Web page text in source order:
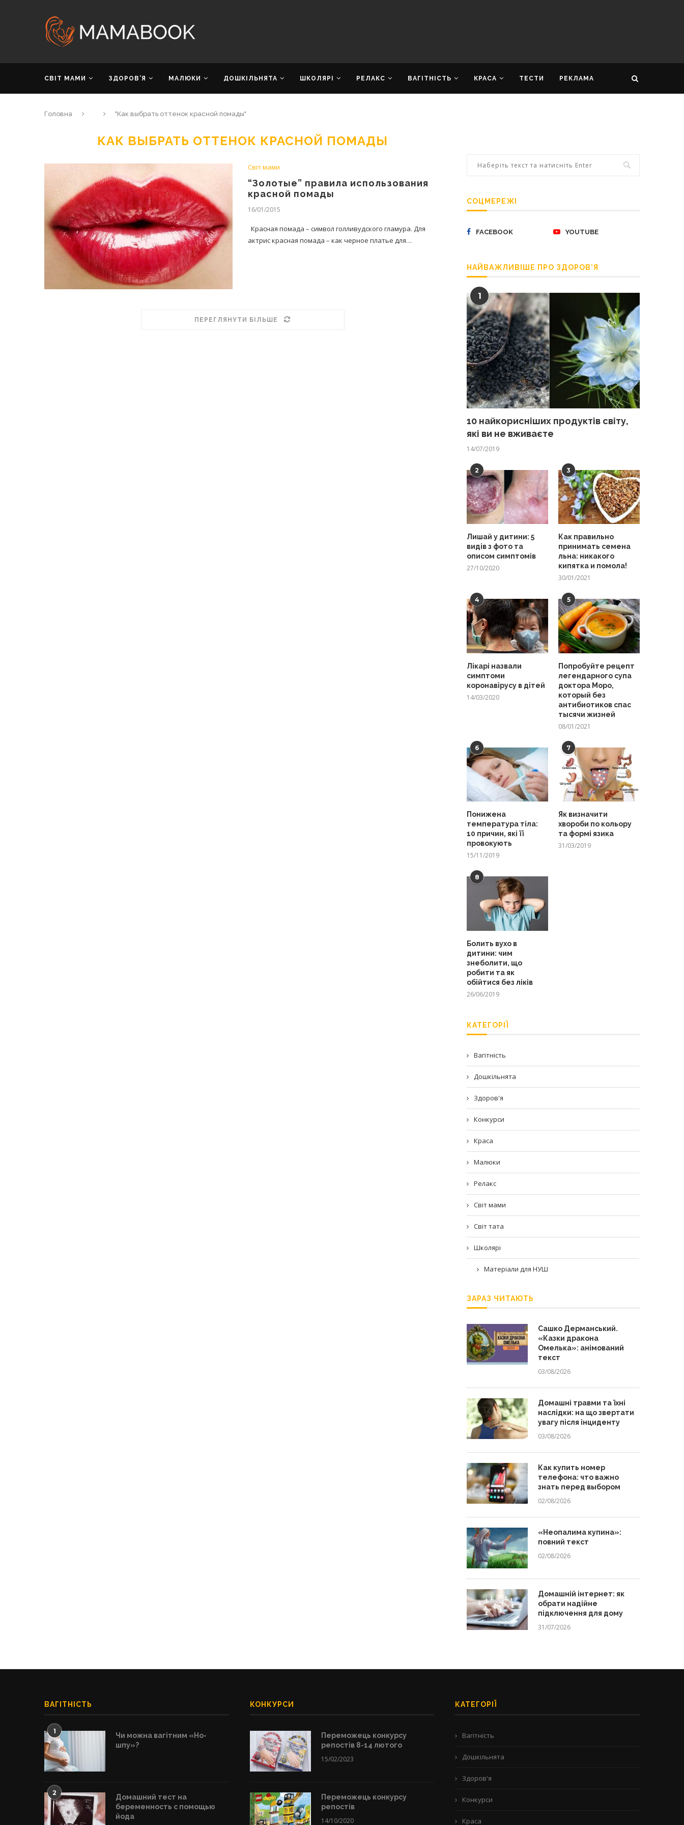
СВІТ МАМИ ЗДОРОВ’Я МАЛЮКИ ДОШКІЛЬНЯТА ШКОЛЯРІ РЕЛАКС ВАГІТНІСТЬ КРАСА ТЕСТИ РЕКЛАМА
Головна "Как выбрать оттенок красной помады"
КАК ВЫБРАТЬ ОТТЕНОК КРАСНОЙ ПОМАДЫ
Світ мами
“Золотые” правила использования
красной помады
16/01/2015
Красная помада – символ голливудского гламура. Для
актрис красная помада – как черное платье для…
ПЕРЕГЛЯНУТИ БІЛЬШЕ
СОЦМЕРЕЖІ
FACEBOOK YOUTUBE
НАЙВАЖЛИВІШЕ ПРО ЗДОРОВ’Я
1
10 найкорисніших продуктів світу,
які ви не вживаєте
14/07/2019
2
Лишай у дитини: 5
видів з фото та
описом симптомів
27/10/2020
3
Как правильно
принимать семена
льна: никакого
кипятка и помола!
30/01/2021
4
Лікарі назвали
симптоми
коронавірусу в дітей
14/03/2020
5
Попробуйте рецепт
легендарного супа
доктора Моро,
который без
антибиотиков спас
тысячи жизней
08/01/2021
6
Понижена
температура тіла:
10 причин, які її
провокують
15/11/2019
7
Як визначити
хвороби по кольору
та формі язика
31/03/2019
8
Болить вухо в
дитини: чим
знеболити, що
робити та як
обійтися без ліків
26/06/2019
КАТЕГОРІЇ
Вагітність
Дошкільнята
Здоров'я
Конкурси
Краса
Малюки
Релакс
Світ мами
Світ тата
Школярі
Матеріали для НУШ
ЗАРАЗ ЧИТАЮТЬ
Сашко Дерманський.
«Казки дракона
Омелька»: анімований
текст
03/08/2026
Домашні травми та їхні
наслідки: на що звертати
увагу після інциденту
03/08/2026
Как купить номер
телефона: что важно
знать перед выбором
02/08/2026
«Неопалима купина»:
повний текст
02/08/2026
Домашній інтернет: як
обрати надійне
підключення для дому
31/07/2026
ВАГІТНІСТЬ
1
Чи можна вагітним «Но-
шпу»?
2
Домашний тест на
беременность с помощью
йода
КОНКУРСИ
Переможець конкурсу
репостів 8-14 лютого
15/02/2023
Переможець конкурсу
репостів
14/10/2020
КАТЕГОРІЇ
Вагітність
Дошкільнята
Здоров'я
Конкурси
Краса